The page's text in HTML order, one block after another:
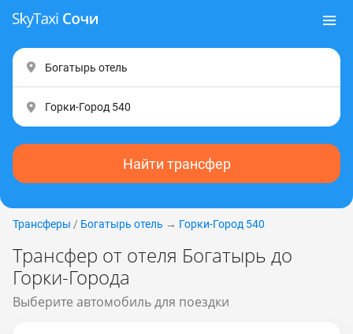
Найти трансфер
Трансферы / Богатырь отель → Горки-Город 540
Трансфер от отеля Богатырь до
Горки-Города
Выберите автомобиль для поездки